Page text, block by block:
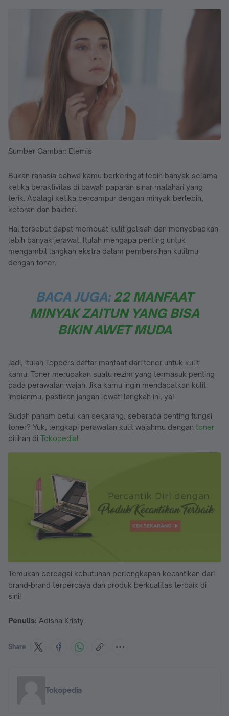
Sumber Gambar: Elemis
Bukan rahasia bahwa kamu berkeringat lebih banyak selama
ketika beraktivitas di bawah paparan sinar matahari yang
terik. Apalagi ketika bercampur dengan minyak berlebih,
kotoran dan bakteri.
Hal tersebut dapat membuat kulit gelisah dan menyebabkan
lebih banyak jerawat. Itulah mengapa penting untuk
mengambil langkah ekstra dalam pembersihan kulitmu
dengan toner.
BACA JUGA:22 MANFAAT
MINYAK ZAITUN YANG BISA
BIKIN AWET MUDA
Jadi, itulah Toppers daftar manfaat dari toner untuk kulit
kamu. Toner merupakan suatu rezim yang termasuk penting
pada perawatan wajah. Jika kamu ingin mendapatkan kulit
impianmu, pastikan jangan lewati langkah ini, ya!
Sudah paham betul kan sekarang, seberapa penting fungsi
toner? Yuk, lengkapi perawatan kulit wajahmu dengan toner
pilihan di Tokopedia!
Temukan berbagai kebutuhan perlengkapan kecantikan dari
brand-brand terpercaya dan produk berkualitas terbaik di
sini!
Penulis: Adisha Kristy
Share
Tokopedia